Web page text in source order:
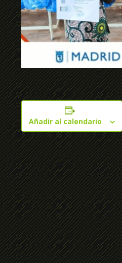
Añadir al calendario